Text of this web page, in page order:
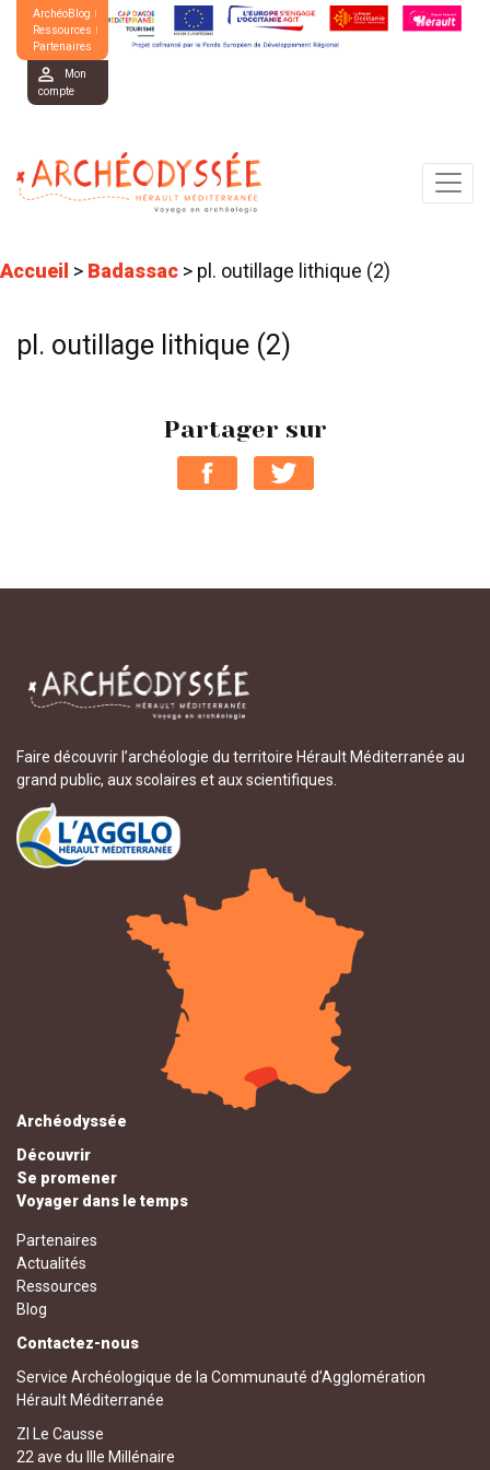
ArchéoBlog
Ressources
Partenaires
Mon
compte
Accueil > Badassac > pl. outillage lithique (2)
pl. outillage lithique (2)
Partager sur
Faire découvrir l’archéologie du territoire Hérault Méditerranée au
grand public, aux scolaires et aux scientifiques.
Archéodyssée
Découvrir
Se promener
Voyager dans le temps
Partenaires
Actualités
Ressources
Blog
Contactez-nous
Service Archéologique de la Communauté d’Agglomération
Hérault Méditerranée
ZI Le Causse
22 ave du IIIe Millénaire